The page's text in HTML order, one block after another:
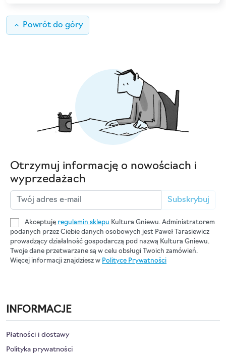
keyboard_arrow_up Powrót do góry
Otrzymuj informację o nowościach i
wyprzedażach
Subskrybuj
Akceptuję regulamin sklepu Kultura Gniewu. Administratorem
podanych przez Ciebie danych osobowych jest Paweł Tarasiewicz
prowadzący działalność gospodarczą pod nazwą Kultura Gniewu.
Twoje dane przetwarzane są w celu obsługi Twoich zamówień.
Więcej informacji znajdziesz w Polityce Prywatności
INFORMACJE
Płatności i dostawy
Polityka prywatności